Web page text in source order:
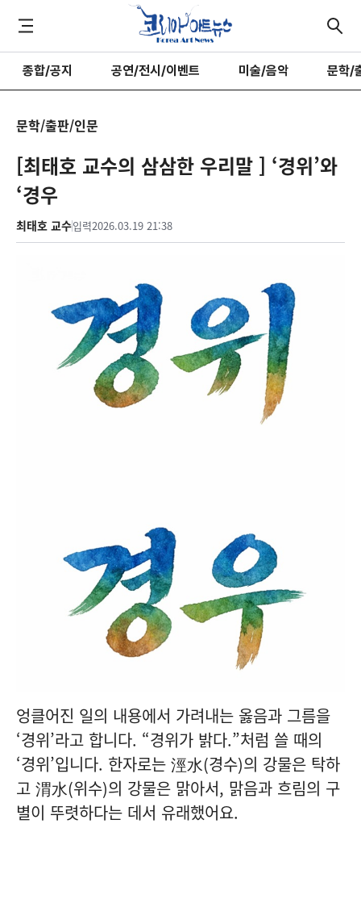
종합/공지 공연/전시/이벤트 미술/음악 문학/
문학/출판/인문
[최태호 교수의 삼삼한 우리말 ] ‘경위’와
‘경우
최태호 교수입력2026.03.19 21:38
엉클어진 일의 내용에서 가려내는 옳음과 그름을
‘경위’라고 합니다. “경위가 밝다.”처럼 쓸 때의
‘경위’입니다. 한자로는 涇水(경수)의 강물은 탁하
고 渭水(위수)의 강물은 맑아서, 맑음과 흐림의 구
별이 뚜렷하다는 데서 유래했어요.